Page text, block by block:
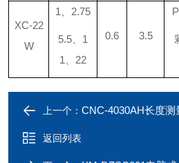
XC-22
W
1、2.75
5.5、1
1、22
0.6 3.5
上一个： CNC-4030AH长度测
返回列表